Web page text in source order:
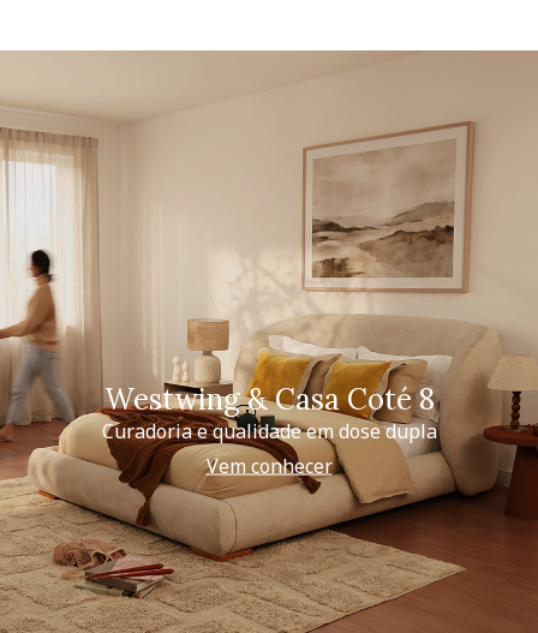
Westwing & Casa Coté 8
Curadoria e qualidade em dose dupla
Vem conhecer